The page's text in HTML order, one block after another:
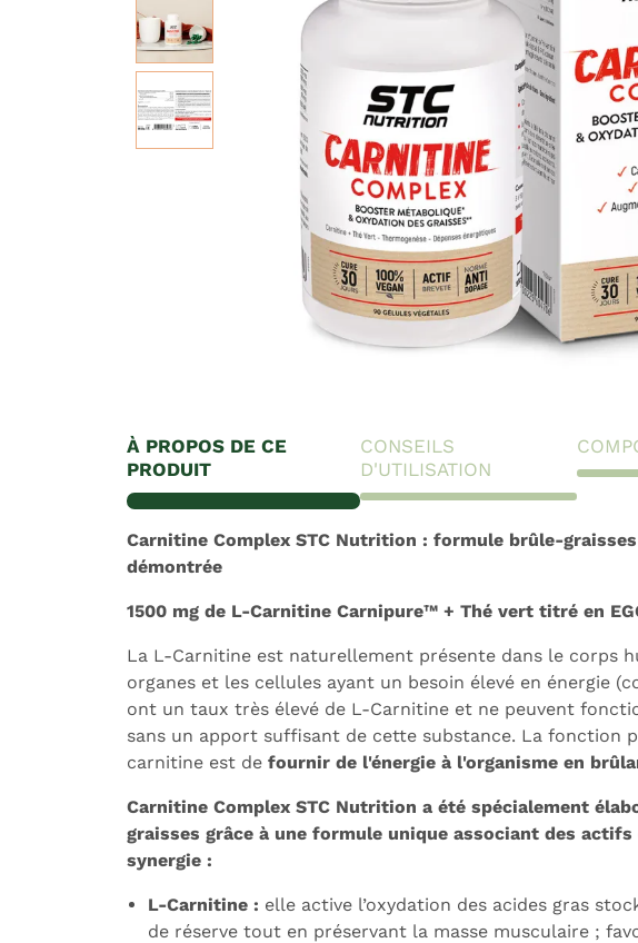
Expédition sous 24h
À PROPOS DE CE
PRODUIT
CONSEILS
D'UTILISATION
Carnitine Complex STC Nutrition : formule brûle-
démontrée
1500 mg de L-Carnitine Carnipure™ + Thé vert titré en
La L-Carnitine est naturellement présente dans le corps
organes et les cellules ayant un besoin élevé en énergie
ont un taux très élevé de L-Carnitine et ne peuvent
sans un apport suffisant de cette substance. La fonction
carnitine est de fournir de l'énergie à l'organisme en
Carnitine Complex STC Nutrition a été spécialement
graisses grâce à une formule unique associant des actifs
synergie :
L-Carnitine : elle active l’oxydation des acides gras
de réserve tout en préservant la masse musculaire ;